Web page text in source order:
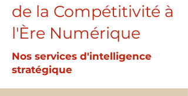
de la Compétitivité à
l'Ère Numérique
Nos services d'intelligence
stratégique